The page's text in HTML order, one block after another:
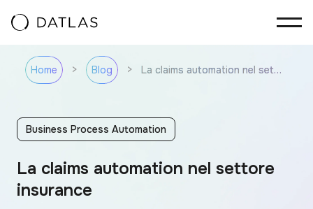
Home > Blog > La claims automation nel settore insurance
Business Process Automation
La claims automation nel settore
insurance